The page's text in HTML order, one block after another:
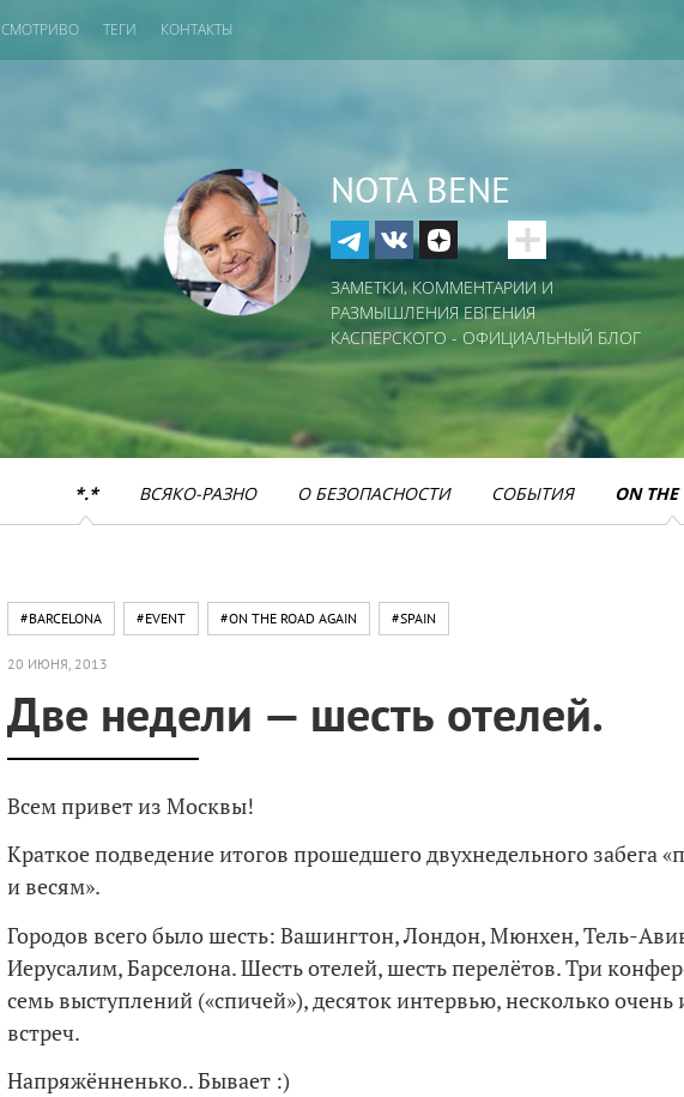
СМОТРИВО ТЕГИ КОНТАКТЫ
NOTA BENE
ЗАМЕТКИ, КОММЕНТАРИИ И
РАЗМЫШЛЕНИЯ ЕВГЕНИЯ
КАСПЕРСКОГО - ОФИЦИАЛЬНЫЙ БЛОГ
*.* ВСЯКО-РАЗНО О БЕЗОПАСНОСТИ СОБЫТИЯ ON THE
#BARCELONA #EVENT #ON THE ROAD AGAIN #SPAIN
20 ИЮНЯ, 2013
Две недели — шесть отелей.
Всем привет из Москвы!
Краткое подведение итогов прошедшего двухнедельного забега
и весям».
Городов всего было шесть: Вашингтон, Лондон, Мюнхен, Тель-
Иерусалим, Барселона. Шесть отелей, шесть перелётов. Три
семь выступлений («спичей»), десяток интервью, несколько очень
встреч.
Напряжённенько.. Бывает :)